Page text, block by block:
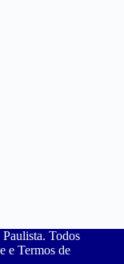
Todos
e Termos de